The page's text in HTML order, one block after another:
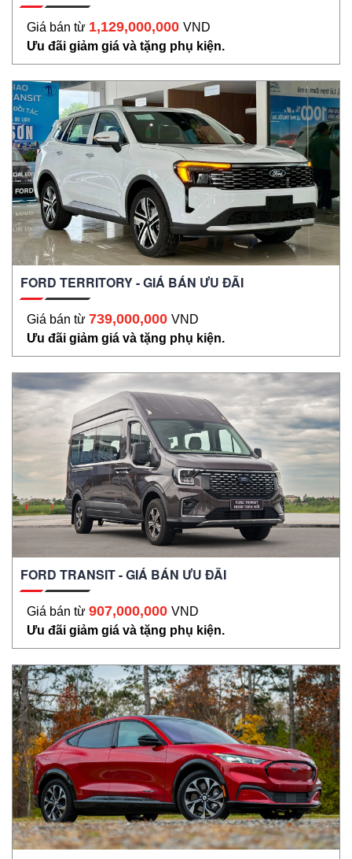
Giá bán từ 1,129,000,000 VND
Ưu đãi giảm giá và tặng phụ kiện.
FORD TERRITORY - GIÁ BÁN ƯU ĐÃI
Giá bán từ 739,000,000 VND
Ưu đãi giảm giá và tặng phụ kiện.
FORD TRANSIT - GIÁ BÁN ƯU ĐÃI
Giá bán từ 907,000,000 VND
Ưu đãi giảm giá và tặng phụ kiện.